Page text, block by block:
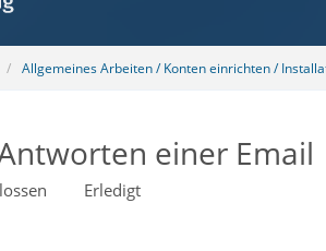
Allgemeines Arbeiten / Konten einrichten /
einer Email
Erledigt